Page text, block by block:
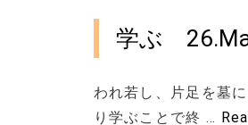
学ぶ
われ若し、片足を墓
り学ぶことで終 …